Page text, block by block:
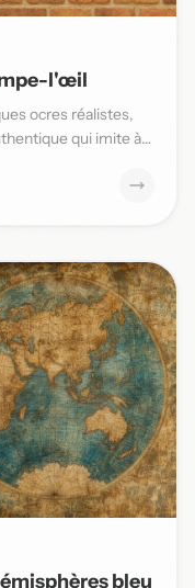
l'œil
ocres réalistes,
qui imite à
bleu